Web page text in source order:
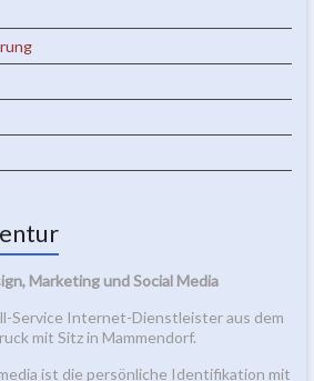
Marketing und Social Media
Service Internet-Dienstleister aus dem
mit Sitz in Mammendorf.
ist die persönliche Identifikation mit